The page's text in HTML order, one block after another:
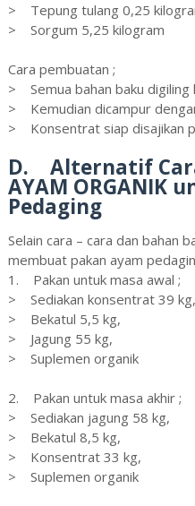
> Tepung tulang 0,25
> Sorgum 5,25 kilogram
Cara pembuatan ;
> Semua bahan baku digiling
> Kemudian dicampur
> Konsentrat siap disajikan
D. Alternatif
AYAM ORGANIK
Pedaging
Selain cara – cara dan bahan
membuat pakan ayam
1. Pakan untuk masa awal ;
> Sediakan konsentrat 39 kg,
> Bekatul 5,5 kg,
> Jagung 55 kg,
> Suplemen organik
2. Pakan untuk masa akhir ;
> Sediakan jagung 58 kg,
> Bekatul 8,5 kg,
> Konsentrat 33 kg,
> Suplemen organik